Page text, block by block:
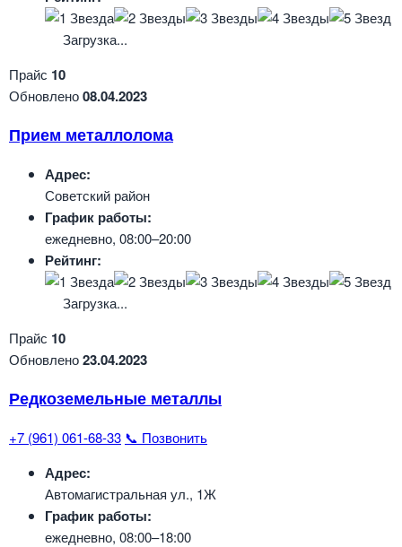
Загрузка...
Прайс 10
Обновлено08.04.2023
Прием металлолома
Адрес:
Советский район
График работы:
ежедневно, 08:00–20:00
Рейтинг:
Загрузка...
Прайс 10
Обновлено23.04.2023
Редкоземельные металлы
+7 (961) 061-68-33 📞 Позвонить
Адрес:
Автомагистральная ул., 1Ж
График работы:
ежедневно, 08:00–18:00